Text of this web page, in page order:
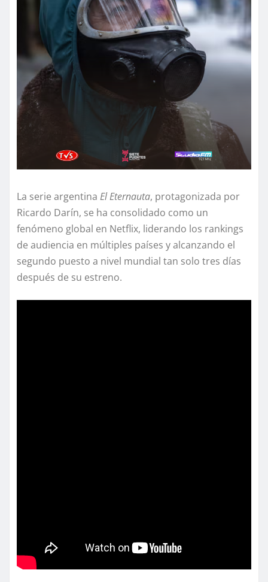
La serie argentina El Eternauta, protagonizada por
Ricardo Darín, se ha consolidado como un
fenómeno global en Netflix, liderando los rankings
de audiencia en múltiples países y alcanzando el
segundo puesto a nivel mundial tan solo tres días
después de su estreno.